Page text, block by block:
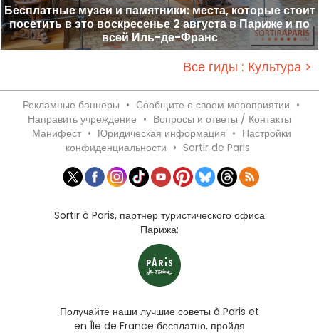
Бесплатные музеи и памятники: места, которые стоит
посетить в это воскресенье 2 августа в Париже и по
всей Иль-де-Франс
Все гиды : Культура >
Рекламные баннеры • Сообщите о своем мероприятии •
Направить учреждение • Вопросы и ответы / Контакты
Манифест • Юридическая информация • Настройки
конфиденциальности • Sortir de Paris
Sortir à Paris, партнер туристического офиса
Парижа:
Получайте наши лучшие советы à Paris et
en Île de France бесплатно, пройдя